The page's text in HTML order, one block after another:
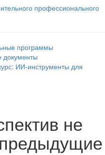
профессионального
программы
документы
ИИ‑инструменты для
не